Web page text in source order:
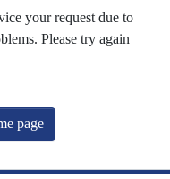
your request due to
Please try again
page